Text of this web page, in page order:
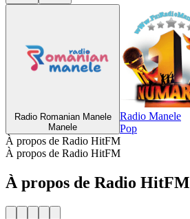
Radio Romanian Manele
Manele
Radio Manele
Pop
À propos de Radio HitFM
À propos de Radio HitFM
À propos de Radio HitFM